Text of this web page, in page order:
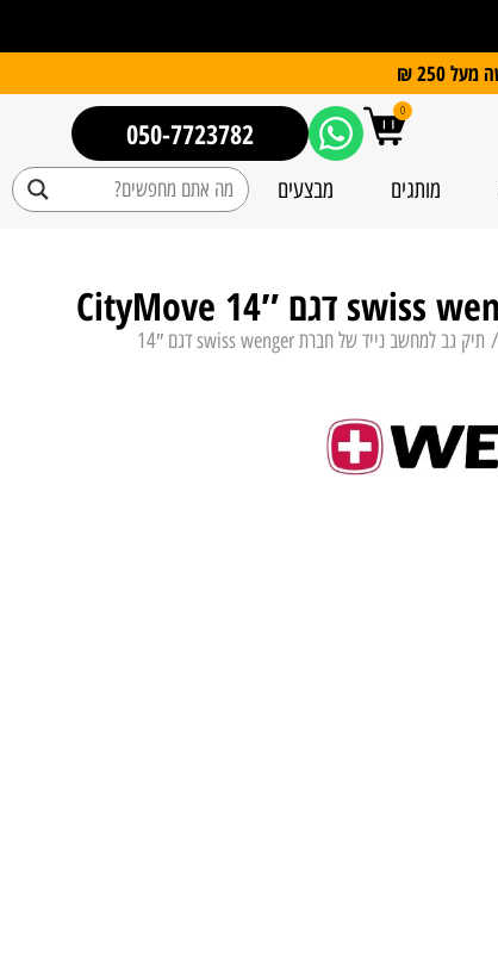
0
050-7723782
מותגים מבצעים
/ תיק גב למחשב נייד של חברת swiss wenger דגם 14″